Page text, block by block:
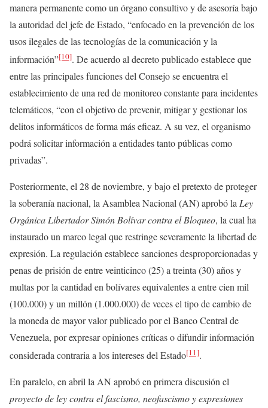
manera permanente como un órgano consultivo y de asesoría bajo
la autoridad del jefe de Estado, “enfocado en la prevención de los
usos ilegales de las tecnologías de la comunicación y la
información”[10]. De acuerdo al decreto publicado establece que
entre las principales funciones del Consejo se encuentra el
establecimiento de una red de monitoreo constante para incidentes
telemáticos, “con el objetivo de prevenir, mitigar y gestionar los
delitos informáticos de forma más eficaz. A su vez, el organismo
podrá solicitar información a entidades tanto públicas como
privadas”.
Posteriormente, el 28 de noviembre, y bajo el pretexto de proteger
la soberanía nacional, la Asamblea Nacional (AN) aprobó la Ley
Orgánica Libertador Simón Bolívar contra el Bloqueo, la cual ha
instaurado un marco legal que restringe severamente la libertad de
expresión. La regulación establece sanciones desproporcionadas y
penas de prisión de entre veinticinco (25) a treinta (30) años y
multas por la cantidad en bolívares equivalentes a entre cien mil
(100.000) y un millón (1.000.000) de veces el tipo de cambio de
la moneda de mayor valor publicado por el Banco Central de
Venezuela, por expresar opiniones críticas o difundir información
considerada contraria a los intereses del Estado[11].
En paralelo, en abril la AN aprobó en primera discusión el
proyecto de ley contra el fascismo, neofascismo y expresiones